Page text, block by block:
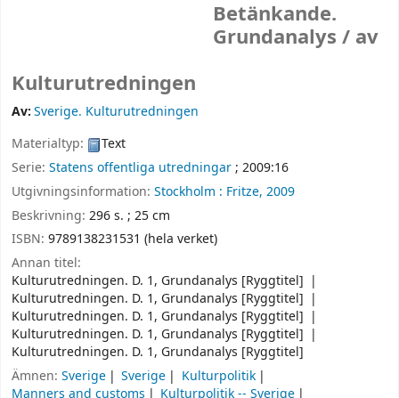
Betänkande.
Grundanalys / av
Kulturutredningen
Av:Sverige. Kulturutredningen
Materialtyp:
Text
Serie: Statens offentliga utredningar; 2009:16
Utgivningsinformation: Stockholm : Fritze, 2009
Beskrivning: 296 s. ; 25 cm
ISBN: 9789138231531 (hela verket)
Annan titel:
Kulturutredningen. D. 1, Grundanalys [Ryggtitel]
Kulturutredningen. D. 1, Grundanalys [Ryggtitel]
Kulturutredningen. D. 1, Grundanalys [Ryggtitel]
Kulturutredningen. D. 1, Grundanalys [Ryggtitel]
Kulturutredningen. D. 1, Grundanalys [Ryggtitel]
Ämnen: Sverige Sverige
Kulturpolitik
Manners and customs
Kulturpolitik -- Sverige